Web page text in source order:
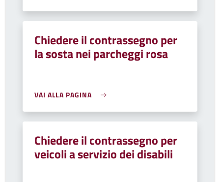
Chiedere il contrassegno per
la sosta nei parcheggi rosa
VAI ALLA PAGINA
Chiedere il contrassegno per
veicoli a servizio dei disabili